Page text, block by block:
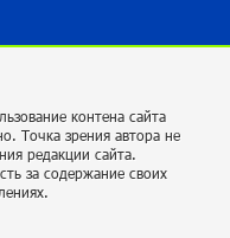
около одного месяца назад
контена сайта
Точка зрения автора не
редакции сайта.
за содержание своих